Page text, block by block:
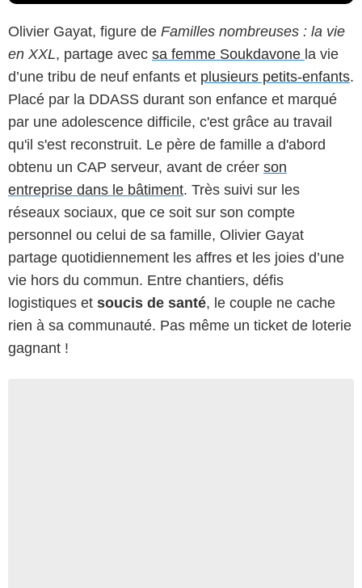
Olivier Gayat, figure de Familles nombreuses : la vie
en XXL, partage avec sa femme Soukdavone la vie
d’une tribu de neuf enfants et plusieurs petits-enfants.
Placé par la DDASS durant son enfance et marqué
par une adolescence difficile, c'est grâce au travail
qu'il s'est reconstruit. Le père de famille a d'abord
obtenu un CAP serveur, avant de créer son
entreprise dans le bâtiment. Très suivi sur les
réseaux sociaux, que ce soit sur son compte
personnel ou celui de sa famille, Olivier Gayat
partage quotidiennement les affres et les joies d’une
vie hors du commun. Entre chantiers, défis
logistiques et soucis de santé, le couple ne cache
rien à sa communauté. Pas même un ticket de loterie
gagnant !